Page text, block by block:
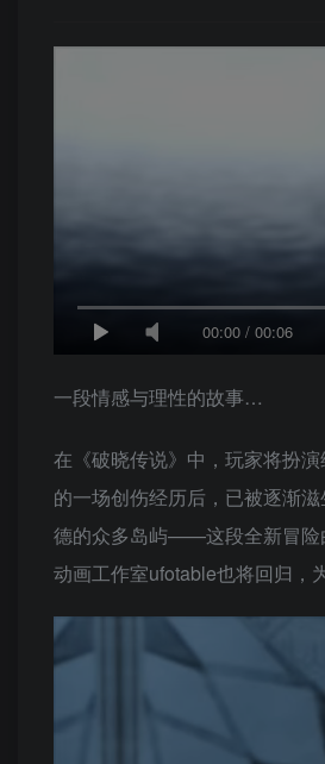
00:00 / 00:06
一段情感与理性的故事…
在《破晓传说》中，玩家将扮
的一场创伤经历后，已被逐渐
德的众多岛屿——这段全新冒险
动画工作室ufotable也将回归，